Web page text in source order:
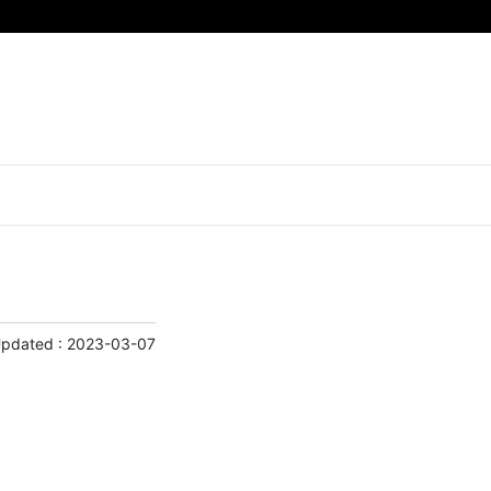
: 2023-03-07